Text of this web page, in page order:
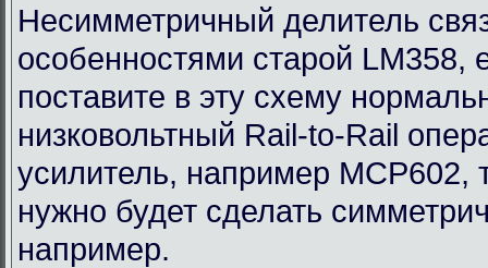
Несимметричный делитель
особенностями старой LM358,
поставите в эту схему
низковольтный Rail-to-Rail
усилитель, например MCP602,
нужно будет сделать
например.